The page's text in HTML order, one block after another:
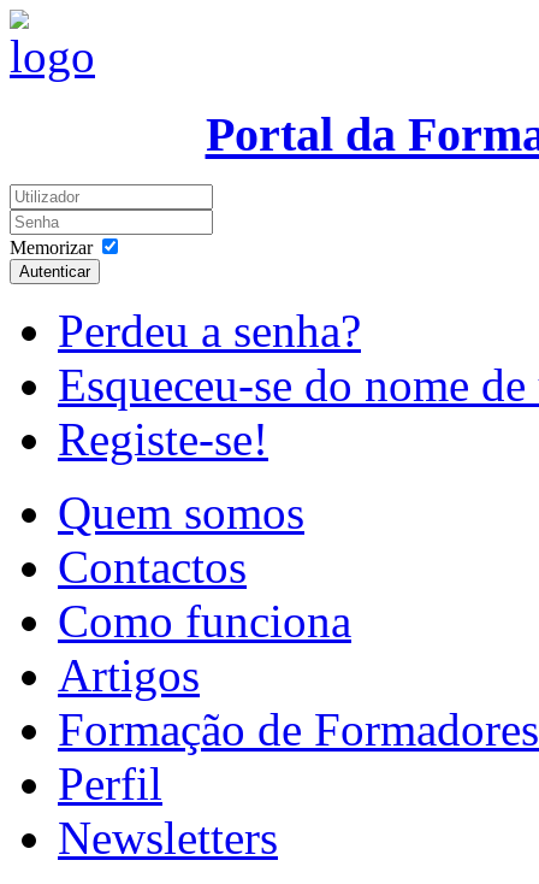
Portal da
Memorizar
Autenticar
Perdeu a senha?
Esqueceu-se do nome
Registe-se!
Quem somos
Contactos
Como funciona
Artigos
Formação de Formadores
Perfil
Newsletters